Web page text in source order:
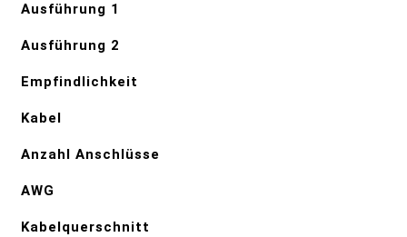
Ausführung 1
Ausführung 2
Empfindlichkeit
Kabel
Anzahl Anschlüsse
AWG
Kabelquerschnitt